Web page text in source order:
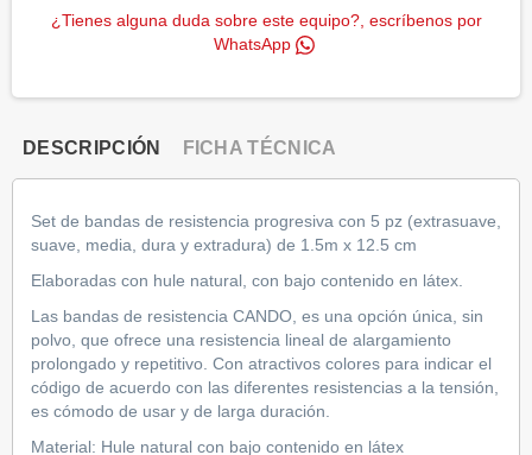
¿Tienes alguna duda sobre este equipo?, escríbenos por
WhatsApp
DESCRIPCIÓN FICHA TÉCNICA
Set de bandas de resistencia progresiva con 5 pz (extrasuave,
suave, media, dura y extradura) de 1.5m x 12.5 cm
Elaboradas con hule natural, con bajo contenido en látex.
Las bandas de resistencia CANDO, es una opción única, sin
polvo, que ofrece una resistencia lineal de alargamiento
prolongado y repetitivo. Con atractivos colores para indicar el
código de acuerdo con las diferentes resistencias a la tensión,
es cómodo de usar y de larga duración.
Material: Hule natural con bajo contenido en látex